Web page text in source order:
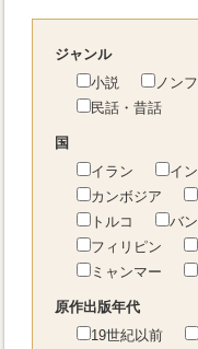
ジャンル
小説
ノン
民話・昔話
国
イラン
イ
カンボジア
トルコ
バ
フィリピン
ミャンマー
原作出版年代
19世紀以前